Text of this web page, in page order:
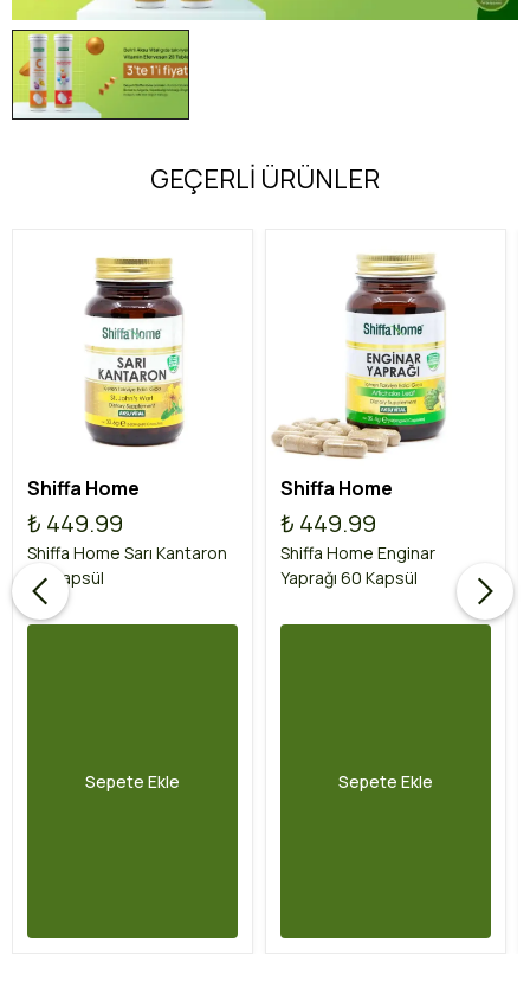
GEÇERLİ ÜRÜNLER
Shiffa Home
₺ 449.99
Shiffa Home Sarı Kantaron
60 Kapsül
Sepete Ekle
Shiffa Home
₺ 449.99
Shiffa Home Enginar
Yaprağı 60 Kapsül
Sepete Ekle